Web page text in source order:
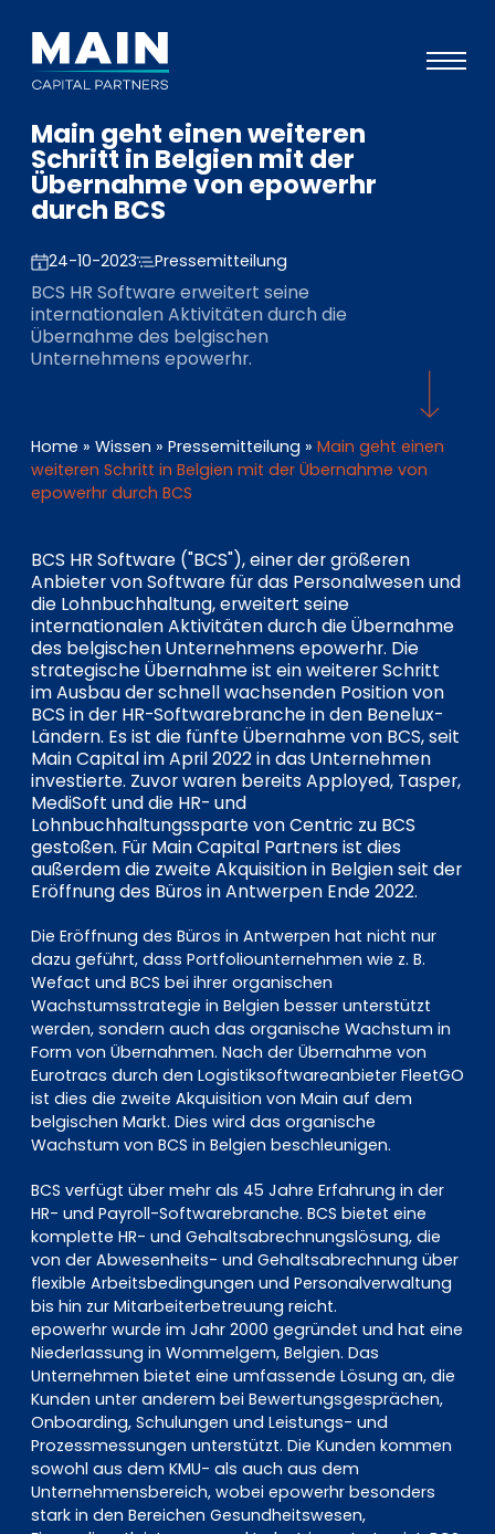
Portfolio
Ansatz
Veranstaltungen
Investoren
ESG
Team
Investor Portal
Pulse login
Main geht einen weiteren
Schritt in Belgien mit der
Übernahme von epowerhr
durch BCS
24-10-2023 Pressemitteilung
BCS HR Software erweitert seine
internationalen Aktivitäten durch die
Übernahme des belgischen
Unternehmens epowerhr.
Home » Wissen » Pressemitteilung » Main geht einen
weiteren Schritt in Belgien mit der Übernahme von
epowerhr durch BCS
BCS HR Software ("BCS"), einer der größeren
Anbieter von Software für das Personalwesen und
die Lohnbuchhaltung, erweitert seine
internationalen Aktivitäten durch die Übernahme
des belgischen Unternehmens epowerhr. Die
strategische Übernahme ist ein weiterer Schritt
im Ausbau der schnell wachsenden Position von
BCS in der HR-Softwarebranche in den Benelux-
Ländern. Es ist die fünfte Übernahme von BCS, seit
Main Capital im April 2022 in das Unternehmen
investierte. Zuvor waren bereits Apployed, Tasper,
MediSoft und die HR- und
Lohnbuchhaltungssparte von Centric zu BCS
gestoßen. Für Main Capital Partners ist dies
außerdem die zweite Akquisition in Belgien seit der
Eröffnung des Büros in Antwerpen Ende 2022.
Die Eröffnung des Büros in Antwerpen hat nicht nur
dazu geführt, dass Portfoliounternehmen wie z. B.
Wefact und BCS bei ihrer organischen
Wachstumsstrategie in Belgien besser unterstützt
werden, sondern auch das organische Wachstum in
Form von Übernahmen. Nach der Übernahme von
Eurotracs durch den Logistiksoftwareanbieter FleetGO
ist dies die zweite Akquisition von Main auf dem
belgischen Markt. Dies wird das organische
Wachstum von BCS in Belgien beschleunigen.
BCS verfügt über mehr als 45 Jahre Erfahrung in der
HR- und Payroll-Softwarebranche. BCS bietet eine
komplette HR- und Gehaltsabrechnungslösung, die
von der Abwesenheits- und Gehaltsabrechnung über
flexible Arbeitsbedingungen und Personalverwaltung
bis hin zur Mitarbeiterbetreuung reicht.
epowerhr wurde im Jahr 2000 gegründet und hat eine
Niederlassung in Wommelgem, Belgien. Das
Unternehmen bietet eine umfassende Lösung an, die
Kunden unter anderem bei Bewertungsgesprächen,
Onboarding, Schulungen und Leistungs- und
Prozessmessungen unterstützt. Die Kunden kommen
sowohl aus dem KMU- als auch aus dem
Unternehmensbereich, wobei epowerhr besonders
stark in den Bereichen Gesundheitswesen,